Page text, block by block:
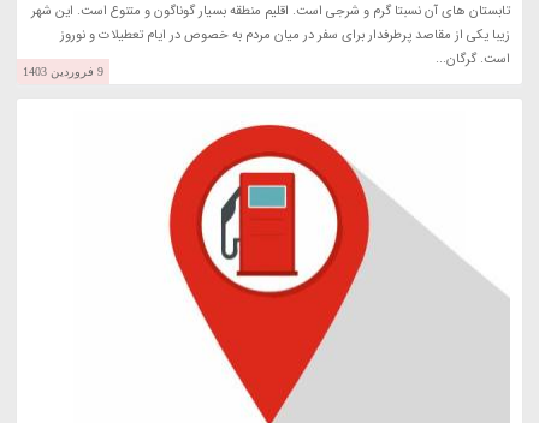
تابستان های آن نسبتا گرم و شرجی است. اقلیم منطقه بسیار گوناگون و متنوع است. این شهر
زیبا یکی از مقاصد پرطرفدار برای سفر در میان مردم به خصوص در ایام تعطیلات و نوروز
است. گرگان...
9 فروردین 1403